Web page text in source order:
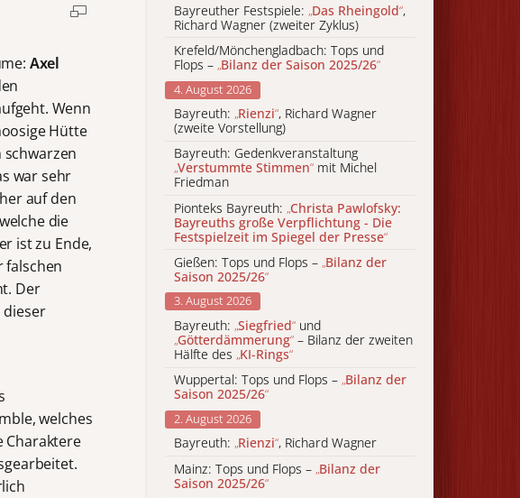
Axel
Wenn
Hütte
war sehr
auf den
die
ist zu Ende,
falschen
Der
dieser
welches
Charaktere
Bayreuther Festspiele: „Das Rheingold“,
Richard Wagner (zweiter Zyklus)
Krefeld/Mönchengladbach: Tops und
Flops – „Bilanz der Saison 2025/26“
4. August 2026
Bayreuth: „Rienzi“, Richard Wagner
(zweite Vorstellung)
Bayreuth: Gedenkveranstaltung
„Verstummte Stimmen“ mit Michel
Friedman
Pionteks Bayreuth: „Christa Pawlofsky:
Bayreuths große Verpflichtung - Die
Festspielzeit im Spiegel der Presse“
Gießen: Tops und Flops – „Bilanz der
Saison 2025/26“
3. August 2026
Bayreuth: „Siegfried“ und
„Götterdämmerung“ – Bilanz der zweiten
Hälfte des „KI-Rings“
Wuppertal: Tops und Flops – „Bilanz der
Saison 2025/26“
2. August 2026
Bayreuth: „Rienzi“, Richard Wagner
Mainz: Tops und Flops – „Bilanz der
Saison 2025/26“